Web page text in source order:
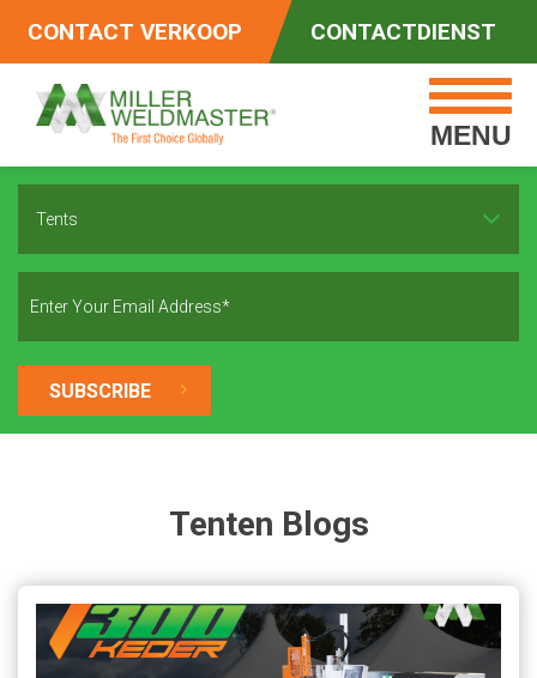
CONTACT VERKOOP CONTACTDIENST
MENU
Tents
Tenten Blogs